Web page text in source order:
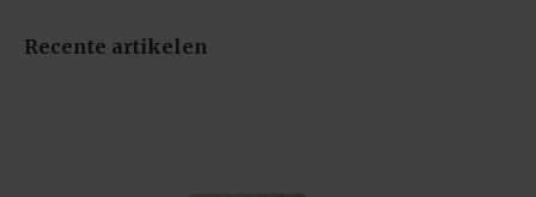
Recente artikelen